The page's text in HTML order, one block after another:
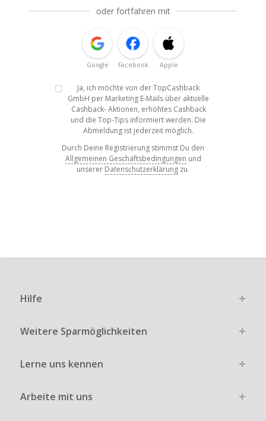
oder fortfahren mit
Google Facebook Apple
Ja, ich möchte von der TopCashback
GmbH per Marketing E-Mails über aktuelle
Cashback- Aktionen, erhöhtes Cashback
und die Top-Tips informiert werden. Die
Abmeldung ist jederzeit möglich.
Durch Deine Registrierung stimmst Du den
Allgemeinen Geschäftsbedingungen und
unserer Datenschutzerklärung zu.
Hilfe
Weitere Sparmöglichkeiten
Lerne uns kennen
Arbeite mit uns